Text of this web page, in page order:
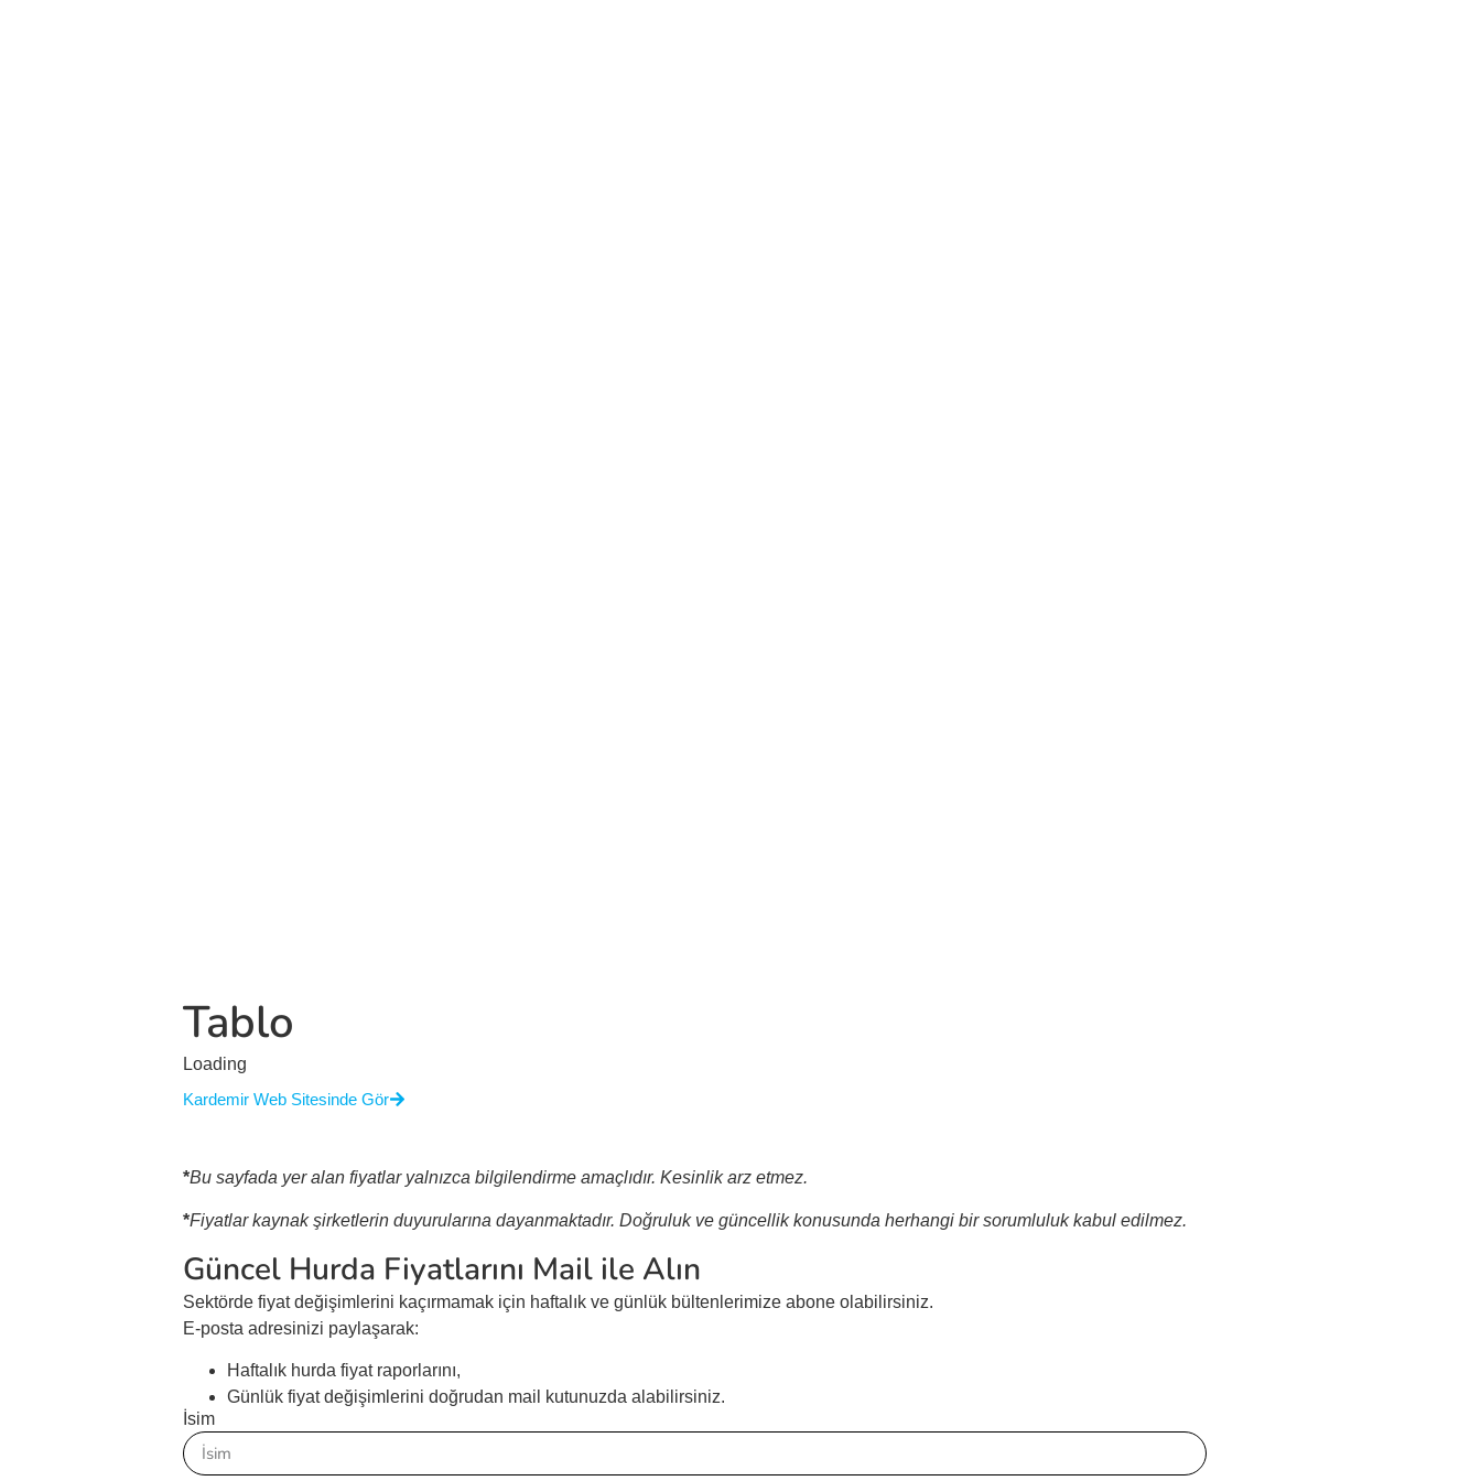
Tablo
Loading
Kardemir Web Sitesinde Gör
*Bu sayfada yer alan fiyatlar yalnızca bilgilendirme amaçlıdır. Kesinlik arz etmez.
*Fiyatlar kaynak şirketlerin duyurularına dayanmaktadır. Doğruluk ve güncellik konusunda herhangi bir sorumluluk kabul edilmez.
Güncel Hurda Fiyatlarını Mail ile Alın
Sektörde fiyat değişimlerini kaçırmamak için haftalık ve günlük bültenlerimize abone olabilirsiniz.
E-posta adresinizi paylaşarak:
Haftalık hurda fiyat raporlarını,
Günlük fiyat değişimlerini doğrudan mail kutunuzda alabilirsiniz.
İsim